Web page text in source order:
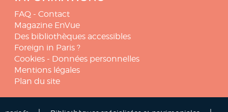
FAQ - Contact
Magazine EnVue
Des bibliothèques accessibles
Foreign in Paris ?
Cookies - Données personnelles
Mentions légales
Plan du site